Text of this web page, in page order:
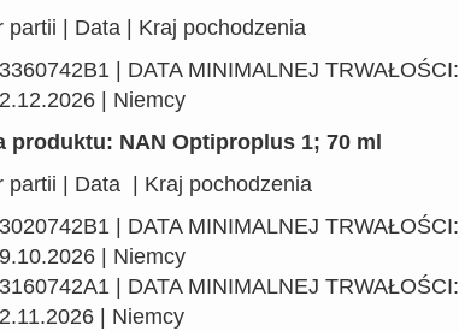
partii | Data | Kraj pochodzenia
| DATA MINIMALNEJ TRWAŁOŚCI:
| Niemcy
produktu: NAN Optiproplus 1; 70 ml
partii | Data | Kraj pochodzenia
| DATA MINIMALNEJ TRWAŁOŚCI:
| Niemcy
| DATA MINIMALNEJ TRWAŁOŚCI:
| Niemcy